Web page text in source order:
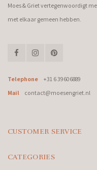
Moes & Griet vertegenwoordigt
met elkaar gemeen hebben.
Telephone
+31 6 39606889
Mail
contact@moesengriet.nl
CUSTOMER SERVICE
CATEGORIES